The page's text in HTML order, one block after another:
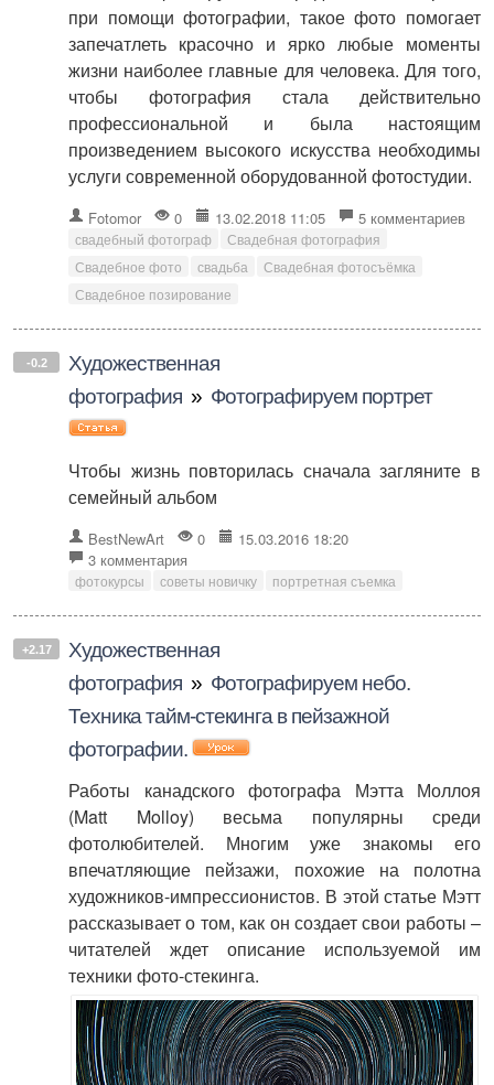
при помощи фотографии, такое фото помогает
запечатлеть красочно и ярко любые моменты
жизни наиболее главные для человека. Для того,
чтобы фотография стала действительно
профессиональной и была настоящим
произведением высокого искусства необходимы
услуги современной оборудованной фотостудии.
Fotomor 0 13.02.2018 11:05 5 комментариев
свадебный фотограф
Свадебная фотография
Свадебное фото
свадьба
Свадебная фотосъёмка
Свадебное позирование
-0.2
Художественная
фотография » Фотографируем портрет
Чтобы жизнь повторилась сначала загляните в
семейный альбом
BestNewArt 0
15.03.2016 18:20
3 комментария
фотокурсы советы новичку портретная съемка
+2.17
Художественная
фотография » Фотографируем небо.
Техника тайм-стекинга в пейзажной
фотографии.
Работы канадского фотографа Мэтта Моллоя
(Matt Molloy) весьма популярны среди
фотолюбителей. Многим уже знакомы его
впечатляющие пейзажи, похожие на полотна
художников-импрессионистов. В этой статье Мэтт
рассказывает о том, как он создает свои работы –
читателей ждет описание используемой им
техники фото-стекинга.